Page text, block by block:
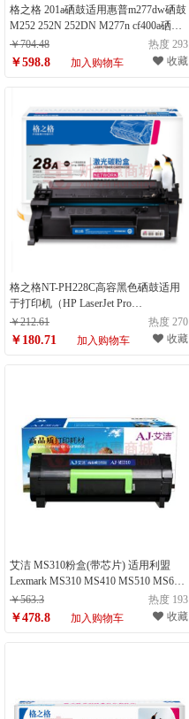
格之格 201a硒鼓适用惠普m277dw硒鼓
M252 252N 252DN M277n cf400a硒鼓
大容量带芯片四色套装 惠普252dw硒
鼓（计量单位：套）
￥704.48 热度 293
￥598.8 加入购物车 收藏
格之格NT-PH228C高容黑色硒鼓适用
于打印机（HP LaserJet Pro
M403d/M403dn/M403dw/M403n/MFP
M427dw ）（计量单位：支）
￥212.61 热度 270
￥180.71 加入购物车 收藏
艾洁 MS310粉盒(带芯片) 适用利盟
Lexmark MS310 MS410 MS510 MS610
MS312dn MS610de MS415dn打印机
（计量单位：个）
￥563.3 热度 193
￥478.8 加入购物车 收藏